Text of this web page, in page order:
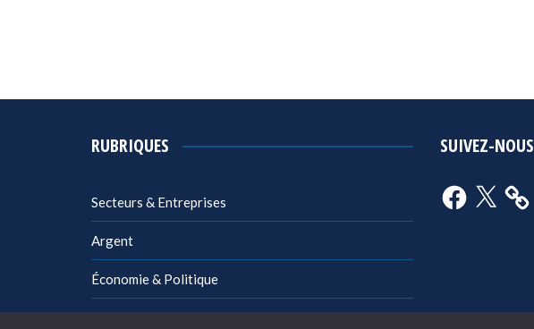
RUBRIQUES
Secteurs & Entreprises
Argent
Économie & Politique
Management
SUIVEZ-NOUS
Facebook
X